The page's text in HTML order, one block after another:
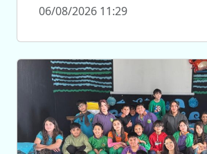
06/08/2026 11:29